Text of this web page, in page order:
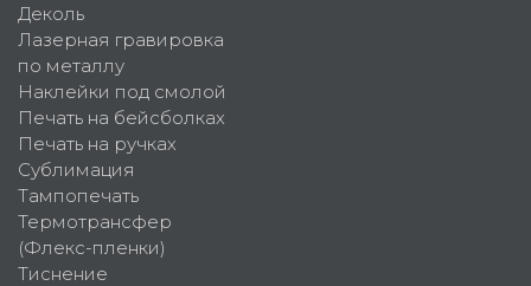
Деколь
Лазерная гравировка
по металлу
Наклейки под смолой
Печать на бейсболках
Печать на ручках
Сублимация
Тампопечать
Термотрансфер
(Флекс-пленки)
Тиснение